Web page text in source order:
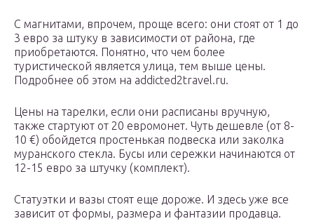
С магнитами, впрочем, проще всего: они стоят от 1 до
3 евро за штуку в зависимости от района, где
приобретаются. Понятно, что чем более
туристической является улица, тем выше цены.
Подробнее об этом на addicted2travel.ru.
Цены на тарелки, если они расписаны вручную,
также стартуют от 20 евромонет. Чуть дешевле (от 8-
10 €) обойдется простенькая подвеска или заколка
муранского стекла. Бусы или сережки начинаются от
12-15 евро за штучку (комплект).
Статуэтки и вазы стоят еще дороже. И здесь уже все
зависит от формы, размера и фантазии продавца.